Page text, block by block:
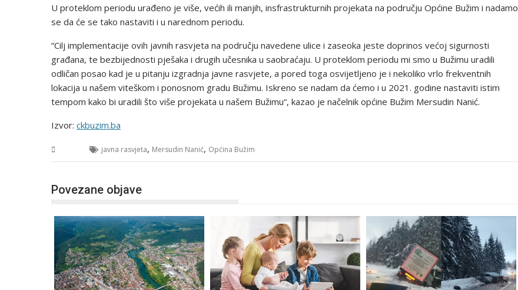
U proteklom periodu urađeno je više, većih ili manjih, insfrastrukturnih projekata na području Općine Bužim i nadamo
se da će se tako nastaviti i u narednom periodu.
“Cilj implementacije ovih javnih rasvjeta na području navedene ulice i zaseoka jeste doprinos većoj sigurnosti
građana, te bezbijednosti pješaka i drugih učesnika u saobraćaju. U proteklom periodu mi smo u Bužimu uradili
odličan posao kad je u pitanju izgradnja javne rasvjete, a pored toga osvijetljeno je i nekoliko vrlo frekventnih
lokacija u našem viteškom i ponosnom gradu Bužimu. Iskreno se nadam da ćemo i u 2021. godine nastaviti istim
tempom kako bi uradili što više projekata u našem Bužimu“, kazao je načelnik općine Bužim Mersudin Nanić.
Izvor: ckbuzim.ba
javna rasvjeta, Mersudin Nanić, Općina Bužim
Povezane objave